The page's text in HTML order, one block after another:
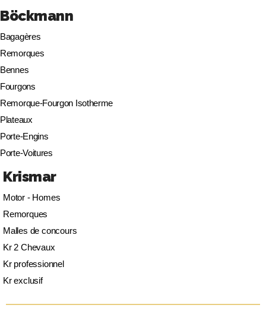
Böckmann
Bagagères
Remorques
Bennes
Fourgons
Remorque-Fourgon Isotherme
Plateaux
Porte-Engins
Porte-Voitures
Krismar
Motor - Homes
Remorques
Malles de concours
Kr 2 Chevaux
Kr professionnel
Kr exclusif